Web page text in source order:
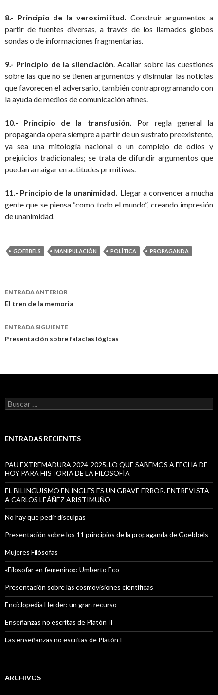
8.- Principio de la verosimilitud. Construir argumentos a
partir de fuentes diversas, a través de los llamados globos
sondas o de informaciones fragmentarias.
9.- Principio de la silenciación. Acallar sobre las cuestiones
sobre las que no se tienen argumentos y disimular las noticias
que favorecen el adversario, también contraprogramando con
la ayuda de medios de comunicación afines.
10.- Principio de la transfusión. Por regla general la
propaganda opera siempre a partir de un sustrato preexistente,
ya sea una mitología nacional o un complejo de odios y
prejuicios tradicionales; se trata de difundir argumentos que
puedan arraigar en actitudes primitivas.
11.- Principio de la unanimidad. Llegar a convencer a mucha
gente que se piensa “como todo el mundo”, creando impresión
de unanimidad.
GOEBBELS MANIPULACIÓN POLÍTICA PROPAGANDA
Navegación
de
entradas
ENTRADA ANTERIOR
El tren de la memoria
ENTRADA SIGUIENTE
Presentación sobre falacias lógicas
B
u
a
ENTRADAS RECIENTES
PAU EXTREMADURA 2024-2025. LO QUE SABEMOS A FECHA DE
HOY PARA HISTORIA DE LA FILOSOFÍA
EL BILINGÜISMO EN INGLÉS ES UN GRAVE ERROR. ENTREVISTA
A CARLOS LEÁÑEZ ARISTIMUÑO
No hay que pedir disculpas
Presentación sobre los 11 principios de la propaganda de Goebbels
Mujeres Filósofas
«Filosofar en femenino»: Umberto Eco
Presentación sobre las cosmovisiones científicas
Enciclopedia Herder: un gran recurso
Enseñanzas no escritas de Platón II
Las enseñanzas no escritas de Platón I
ARCHIVOS